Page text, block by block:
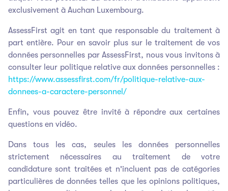
exclusivement à Auchan Luxembourg.
AssessFirst agit en tant que responsable du traitement à
part entière. Pour en savoir plus sur le traitement de vos
données personnelles par AssessFirst, nous vous invitons à
consulter leur politique relative aux données personnelles :
https://www.assessfirst.com/fr/politique-relative-aux-
donnees-a-caractere-personnel/
Enfin, vous pouvez être invité à répondre aux certaines
questions en vidéo.
Dans tous les cas, seules les données personnelles
strictement nécessaires au traitement de votre
candidature sont traitées et n'incluent pas de catégories
particulières de données telles que les opinions politiques,